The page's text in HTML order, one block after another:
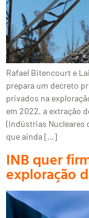
Rafael Bitencourt e
prepara um decreto
privados na
em 2022, a extração
(Indústrias Nucleares
que ainda […]
INB quer
exploração